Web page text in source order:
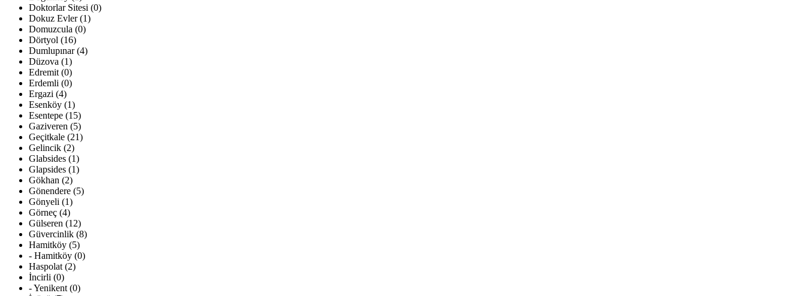
Doktorlar Sitesi (0)
Dokuz Evler (1)
Domuzcula (0)
Dörtyol (16)
Dumlupınar (4)
Düzova (1)
Edremit (0)
Erdemli (0)
Ergazi (4)
Esenköy (1)
Esentepe (15)
Gaziveren (5)
Geçitkale (21)
Gelincik (2)
Glabsides (1)
Glapsides (1)
Gökhan (2)
Gönendere (5)
Gönyeli (1)
Görneç (4)
Gülseren (12)
Güvercinlik (8)
Hamitköy (5)
- Hamitköy (0)
Haspolat (2)
İncirli (0)
- Yenikent (0)